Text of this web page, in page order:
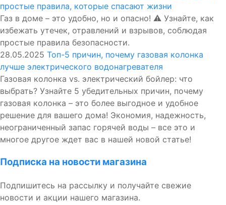
простые правила, которые спасают жизни
Газ в доме – это удобно, но и опасно! ⚠️ Узнайте, как
избежать утечек, отравлений и взрывов, соблюдая
простые правила безопасности.
28.05.2025 Топ-5 причин, почему газовая колонка
лучше электрического водонагревателя
Газовая колонка vs. электрический бойлер: что
выбрать? Узнайте 5 убедительных причин, почему
газовая колонка – это более выгодное и удобное
решение для вашего дома! Экономия, надежность,
неограниченный запас горячей воды – все это и
многое другое ждет вас в нашей новой статье!
Подписка на новости магазина
Подпишитесь на рассылку и получайте свежие
новости и акции нашего магазина.